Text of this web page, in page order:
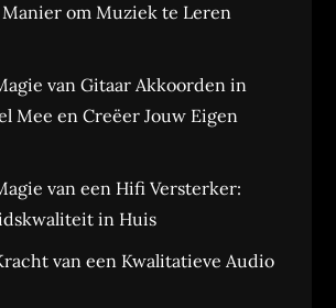
om Muziek te Leren
van Gitaar Akkoorden in
Mee en Creëer Jouw Eigen
van een Hifi Versterker:
in Huis
van een Kwalitatieve Audio